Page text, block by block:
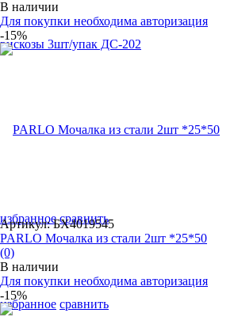
избранное сравнить
В наличии
Для покупки необходима авторизация
-15%
избранное сравнить
Артикул: БХ4019545
PARLO Мочалка из стали 2шт *25*50
(0)
В наличии
Для покупки необходима авторизация
-15%